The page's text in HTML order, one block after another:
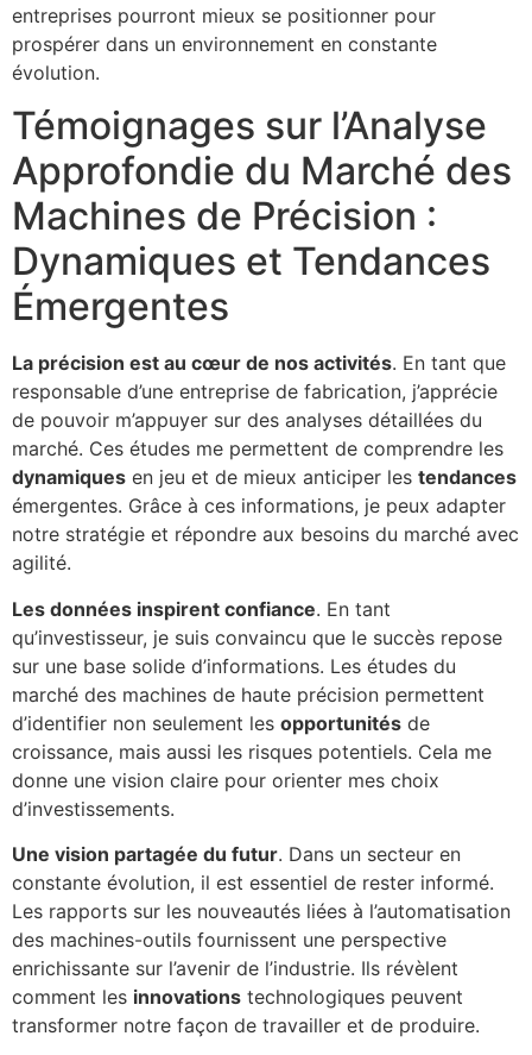
entreprises pourront mieux se positionner pour
prospérer dans un environnement en constante
évolution.
Témoignages sur l’Analyse
Approfondie du Marché des
Machines de Précision :
Dynamiques et Tendances
Émergentes
La précision est au cœur de nos activités. En tant que
responsable d’une entreprise de fabrication, j’apprécie
de pouvoir m’appuyer sur des analyses détaillées du
marché. Ces études me permettent de comprendre les
dynamiques en jeu et de mieux anticiper les tendances
émergentes. Grâce à ces informations, je peux adapter
notre stratégie et répondre aux besoins du marché avec
agilité.
Les données inspirent confiance. En tant
qu’investisseur, je suis convaincu que le succès repose
sur une base solide d’informations. Les études du
marché des machines de haute précision permettent
d’identifier non seulement les opportunités de
croissance, mais aussi les risques potentiels. Cela me
donne une vision claire pour orienter mes choix
d’investissements.
Une vision partagée du futur. Dans un secteur en
constante évolution, il est essentiel de rester informé.
Les rapports sur les nouveautés liées à l’automatisation
des machines-outils fournissent une perspective
enrichissante sur l’avenir de l’industrie. Ils révèlent
comment les innovations technologiques peuvent
transformer notre façon de travailler et de produire.